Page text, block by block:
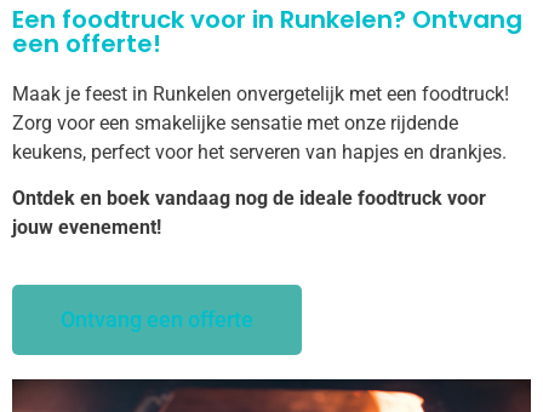
Een foodtruck voor in Runkelen? Ontvang
een offerte!
Maak je feest in Runkelen onvergetelijk met een foodtruck!
Zorg voor een smakelijke sensatie met onze rijdende
keukens, perfect voor het serveren van hapjes en drankjes.
Ontdek en boek vandaag nog de ideale foodtruck voor
jouw evenement!
Ontvang een offerte